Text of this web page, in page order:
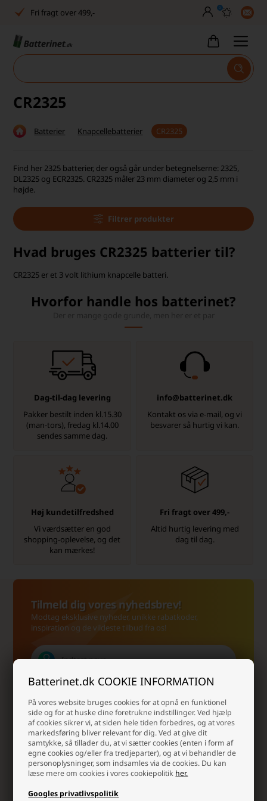
Batterinet.dk COOKIE INFORMATION
På vores website bruges cookies for at opnå en funktionel
side og for at huske dine foretrukne indstillinger. Ved hjælp
af cookies sikrer vi, at siden hele tiden forbedres, og at vores
markedsføring bliver relevant for dig. Ved at give dit
samtykke, så tillader du, at vi sætter cookies (enten i form af
egne cookies og/eller fra tredjeparter), og at vi behandler de
personoplysninger, som indsamles via de cookies. Du kan
læse mere om cookies i vores cookiepolitik her.
Googles privatlivspolitik
Fri fragt over 499,-
Dag-til-dag levering
Dansk lager
Høj kundetilfredshed
0
CR2325
Batterier Knapcellebatterier CR2325
Find her 2325 batterier, der også går under betegnelserne: 2325,
DL2325 og ECR2325. CR2325 måler 23 mm diameter og 2,5 mm i
højde.
Filtrer produkter
Hvad bruges CR2325 batterier til?
CR2325 er et 3 volt lithium knapcelle batteri.
Hvorfor handle hos batterinet?
Dag-til-dag levering
Pakker bestilt inden kl.15.30
(man-tors), fredag kl.14.00
sendes samme dag.
info@batterinet.dk
Kontakt os via e-mail, og vi
besvarer så hurtig vi kan.
Høj kundetilfredshed
Vi værdsætter en god
shopping-oplevelse, og det
kan mærkes!
Fri fragt over 499,-
Altid hurtig levering med
dag til dag.
Tilmeld dig vores nyhedsbrev!
Modtag eksklusive nyheder, unikke rabatkoder,
inspiration og de vildeste tilbud fra os!
Ja tak, jeg ønsker at modtage nyhedsbreve og
skræddersyet markedsføring fra Batterinet.dk via e-mail.
Jeg kan til enhver tid afmelde mig igen.
samtykkeerklæring for elektronisk post